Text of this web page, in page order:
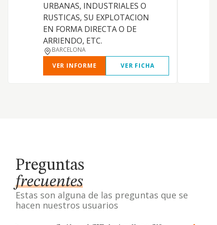
URBANAS, INDUSTRIALES O
RUSTICAS, SU EXPLOTACION
EN FORMA DIRECTA O DE
ARRIENDO, ETC.
BARCELONA
VER INFORME
VER FICHA
Preguntas
frecuentes
Estas son alguna de las preguntas que se
hacen nuestros usuarios